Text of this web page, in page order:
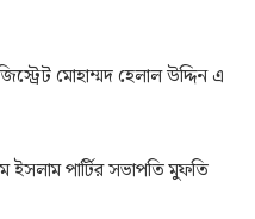
মোহাম্মদ হেলাল উদ্দিন এ
ইসলাম পার্টির সভাপতি মুফতি